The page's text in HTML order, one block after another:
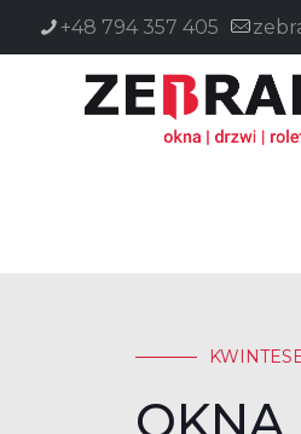
+48 794 357 405